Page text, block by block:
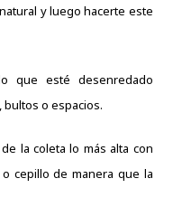
y luego hacerte este
que esté desenredado
bultos o espacios.
la coleta lo más alta con
cepillo de manera que la